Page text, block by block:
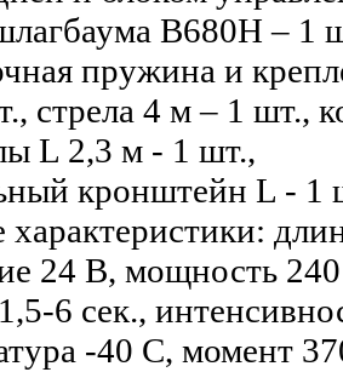
В680Н – 1
пружина и
стрела 4 м – 1 шт.,
L 2,3 м - 1 шт.,
кронштейн L - 1
характеристики:
24 В, мощность
6 сек.,
-40 С, момент